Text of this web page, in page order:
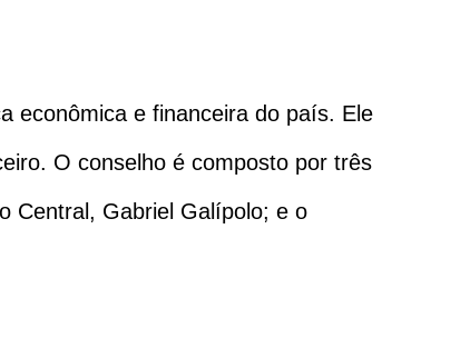
econômica e financeira do país. Ele
O conselho é composto por três
Central, Gabriel Galípolo; e o